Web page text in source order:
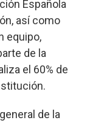
Española
así como
equipo,
de la
el 60% de
de la